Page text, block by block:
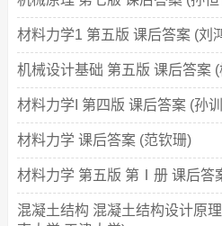
材料力学1 第五版 课后答案 (刘
机械设计基础 第五版 课后答案
材料力学I 第四版 课后答案 (孙
材料力学 课后答案 (范钦珊)
材料力学 第五版 第Ⅰ册 课后答
混凝土结构 混凝土结构设计原